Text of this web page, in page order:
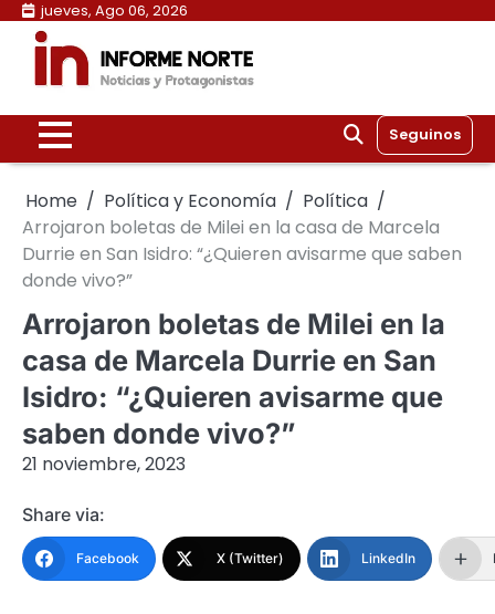
Skip
content
jueves, Ago 06, 2026
Seguinos
Home Política y Economía
Política
Arrojaron boletas de Milei en la casa de Marcela
Durrie en San Isidro: “¿Quieren avisarme que saben
donde vivo?”
Arrojaron boletas de Milei en la
casa de Marcela Durrie en San
Isidro: “¿Quieren avisarme que
saben donde vivo?”
21 noviembre, 2023
Share via:
Facebook X (Twitter) LinkedIn